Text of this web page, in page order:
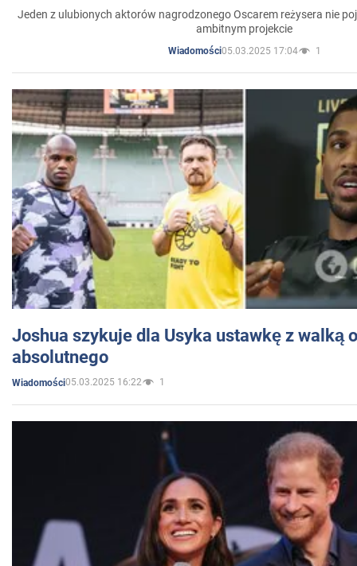
Jeden z ulubionych aktorów nagrodzonego Oscarem reżysera nie
ambitnym projekcie
Wiadomości05.03.2025 17:04 1
Joshua szykuje dla Usyka ustawkę z walką
absolutnego
Wiadomości05.03.2025 16:22 1